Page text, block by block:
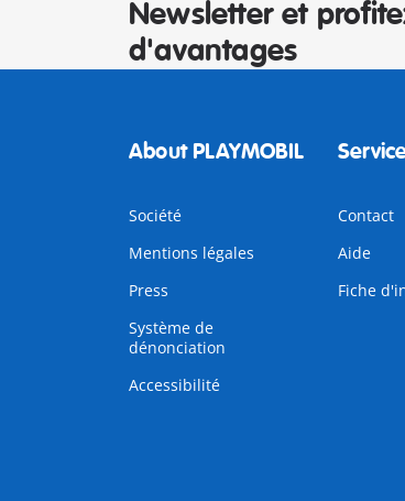
Newsletter et
d'avantages
About PLAYMOBIL
Société
Mentions légales
Press
Système de
dénonciation
Accessibilité
Contact
Aide
Fiche